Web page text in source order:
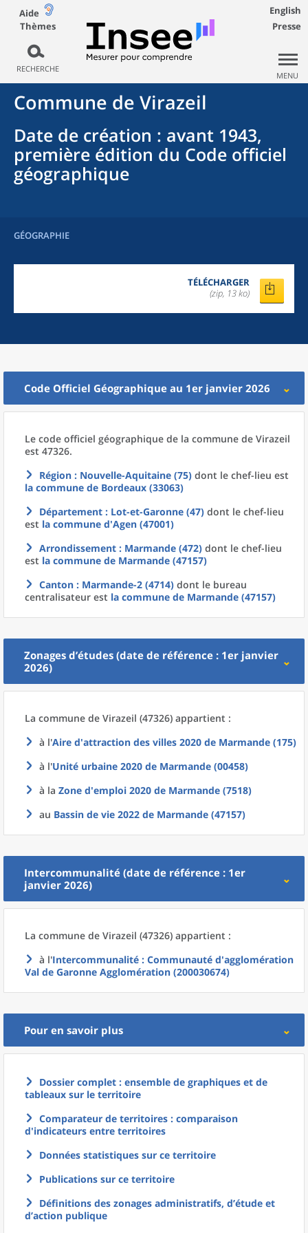
Aide
Thèmes
RECHERCHE
English
Presse
MENU
Commune de Virazeil
Date de création : avant 1943,
première édition du Code officiel
géographique
GÉOGRAPHIE
TÉLÉCHARGER
(zip, 13 ko)
Code Officiel Géographique au 1er janvier 2026
Le code officiel géographique de la commune de Virazeil
est 47326.
Région : Nouvelle-Aquitaine (75) dont le chef-lieu est
la commune de Bordeaux (33063)
Département : Lot-et-Garonne (47) dont le chef-lieu
est la commune d'Agen (47001)
Arrondissement : Marmande (472) dont le chef-lieu
est la commune de Marmande (47157)
Canton : Marmande-2 (4714) dont le bureau
centralisateur est la commune de Marmande (47157)
Zonages d’études (date de référence : 1er janvier
2026)
La commune de Virazeil (47326) appartient :
à l'Aire d'attraction des villes 2020 de Marmande (175)
à l'Unité urbaine 2020 de Marmande (00458)
à la Zone d'emploi 2020 de Marmande (7518)
au Bassin de vie 2022 de Marmande (47157)
Intercommunalité (date de référence : 1er
janvier 2026)
La commune de Virazeil (47326) appartient :
à l'Intercommunalité : Communauté d'agglomération
Val de Garonne Agglomération (200030674)
Pour en savoir plus
Dossier complet : ensemble de graphiques et de
tableaux sur le territoire
Comparateur de territoires : comparaison
d'indicateurs entre territoires
Données statistiques sur ce territoire
Publications sur ce territoire
Définitions des zonages administratifs, d’étude et
d’action publique